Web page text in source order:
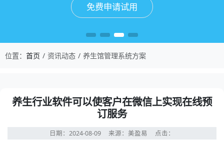
免费申请试用
免费申请试用
免费申请试用
免费申请试用
位置： 首页 资讯动态 养生馆管理系统方案
养生行业软件可以使客户在微信上实现在线预
订服务
日期：2024-08-09 来源：美盈易 点击：